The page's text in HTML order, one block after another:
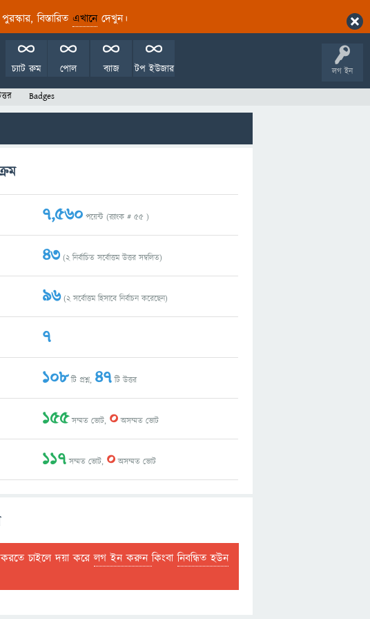
বিস্তারিত এখানেদেখুন।
লগ ইন
টপ ইউজার
ব্যাজ
পোল
চ্যাট রুম
Badges
7,560 পয়েন্ট (র‌্যাংক #55 )
43 (2নির্বাচিত সর্বোত্তম উত্তর সম্বলিত)
96(2সর্বোত্তম হিসাবে নির্বাচন করেছেন)
7
108টি প্রশ্ন, 47টি উত্তর
155সম্মত ভোট, 0অসম্মত ভোট
117সম্মত ভোট, 0অসম্মত ভোট
চাইলে দয়া করেলগ ইন করুনকিংবানিবন্ধিত হউন